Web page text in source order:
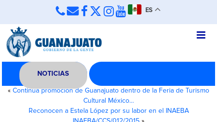
ES
NOTICIAS
« Continúa promoción de Guanajuato dentro de la Feria de Turismo
Cultural México…
Reconocen a Estela López por su labor en el INAEBA